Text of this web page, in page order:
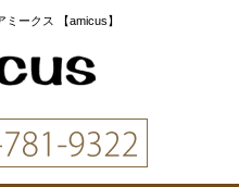
ミークス 【amicus】